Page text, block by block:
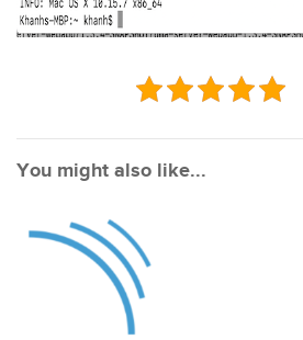
You might also like...